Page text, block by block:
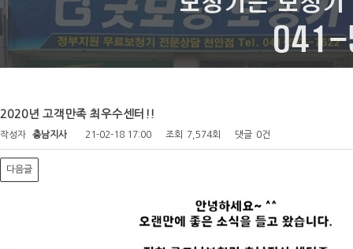
2020년 고객만족 최우수센터!!
작성자 충남지사 21-02-18 17:00 조회 7,574회 댓글 0건
다음글